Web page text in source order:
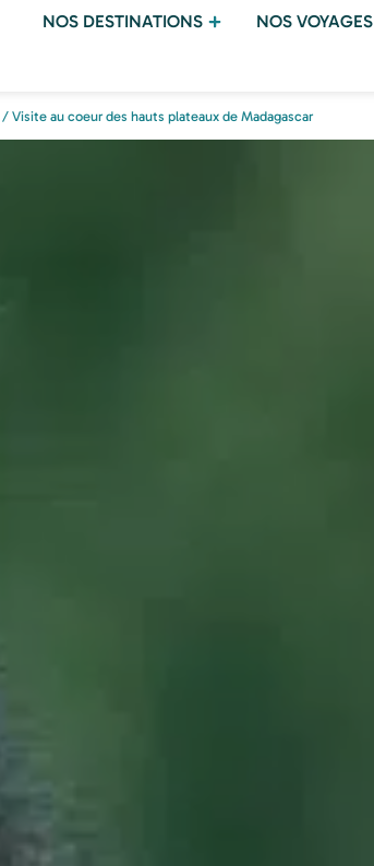
NOS DESTINATIONS NOS VOYAGES
/ Visite au coeur des hauts plateaux de Madagascar